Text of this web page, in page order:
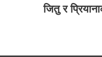
जितु र